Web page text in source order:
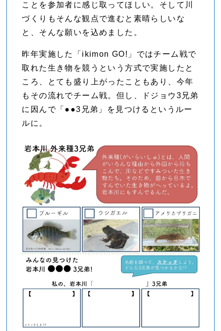
ことを参加者に感じ取ってほしい。そして川
づくりもそんな観点で進むと素晴らしいな
と、そんな願いを込めました。
昨年実施した「ikimon GO!」ではチーム戦で
取れた生き物を競うという方式で実施したと
ころ、とても盛り上がったこともあり、今年
もその流れでチーム戦。但し、ドジョウ3兄弟
に因んで「●●3兄弟」を見つけるというルー
ルに。